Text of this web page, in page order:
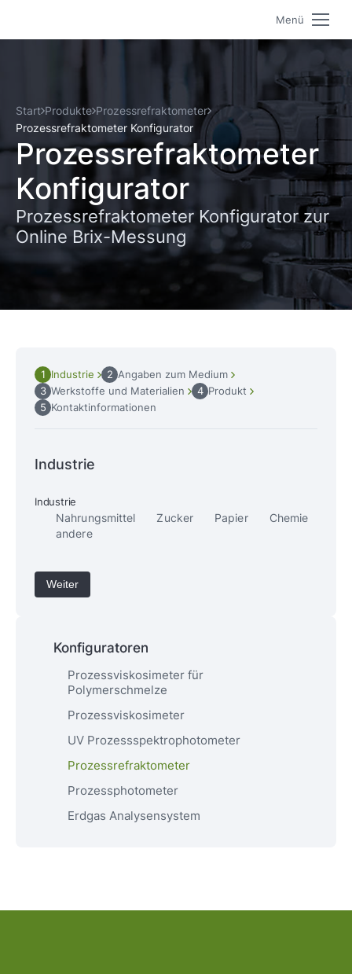
Menü
Start Produkte Prozessrefraktometer
Prozessrefraktometer Konfigurator
Prozess­refraktometer
Konfigurator
Prozessrefraktometer Konfigurator zur
Online Brix-Messung
1 Industrie 2 Angaben zum Medium
3 Werkstoffe und Materialien 4 Produkt
5 Kontaktinformationen
Industrie
Industrie
Nahrungsmittel
Zucker Papier
Chemie
andere
Konfiguratoren
Prozessviskosimeter für
Polymerschmelze
Prozessviskosimeter
UV Prozessspektrophotometer
Prozessrefraktometer
Prozessphotometer
Erdgas Analysensystem